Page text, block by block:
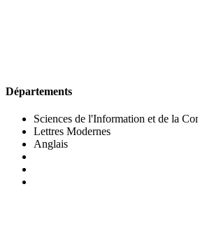
Départements
Sciences de l'Information et de la
Lettres Modernes
Anglais